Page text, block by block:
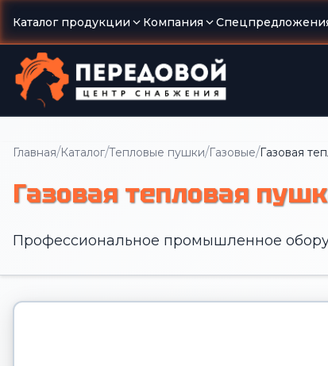
Каталог продукции Компания
Главная/Каталог/Тепловые пушки/Газовые/Газовая
Газовая тепловая
Профессиональное промышленное